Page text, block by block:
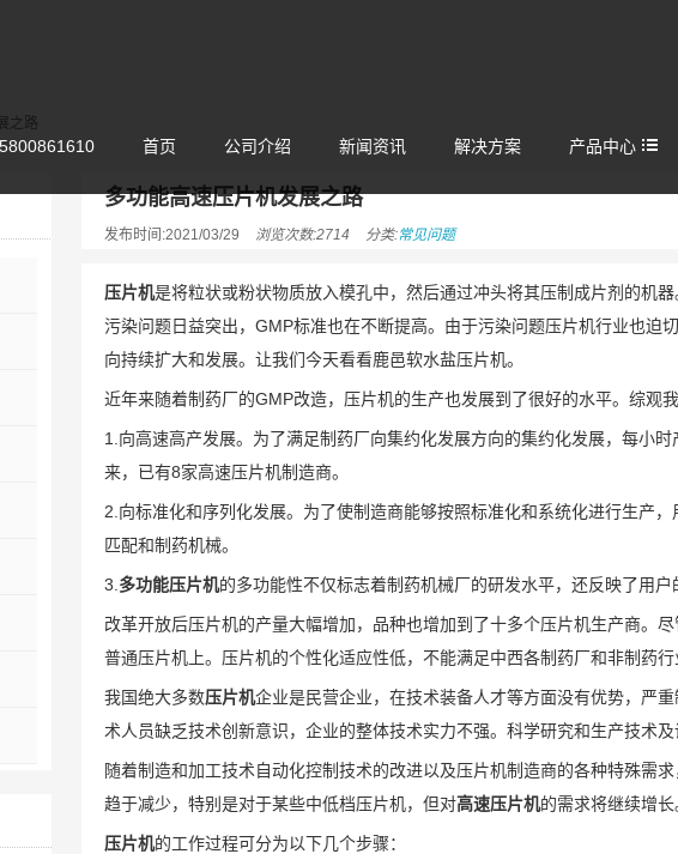
首页 公司介绍 新闻资讯 解决方案 产品中心
之路
多功能高速压片机发展之路
发布时间:2021/03/29 浏览次数:2714 分类:常见问题
压片机是将粒状或粉状物质放入模孔中，然后通过冲头将其压制成片剂的机
污染问题日益突出，GMP标准也在不断提高。由于污染问题压片机行业也迫
向持续扩大和发展。让我们今天看看鹿邑软水盐压片机。
近年来随着制药厂的GMP改造，压片机的生产也发展到了很好的水平。综观
1.向高速高产发展。为了满足制药厂向集约化发展方向的集约化发展，每小
来，已有8家高速压片机制造商。
2.向标准化和序列化发展。为了使制造商能够按照标准化和系统化进行生产
匹配和制药机械。
3. 多功能压片机的多功能性不仅标志着制药机械厂的研发水平，还反映了用户
改革开放后压片机的产量大幅增加，品种也增加到了十多个压片机生产商。
普通压片机上。压片机的个性化适应性低，不能满足中西各制药厂和非制药
我国绝大多数压片机企业是民营企业，在技术装备人才等方面没有优势，严
术人员缺乏技术创新意识，企业的整体技术实力不强。科学研究和生产技术及
随着制造和加工技术自动化控制技术的改进以及压片机制造商的各种特殊需
趋于减少，特别是对于某些中低档压片机，但对高速压片机的需求将继续增长
压片机的工作过程可分为以下几个步骤：